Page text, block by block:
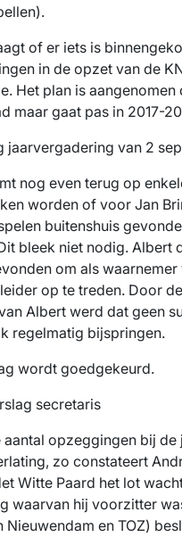
of er iets is
in de opzet van de
Het plan is aangenomen
maar gaat pas in 2017-
jaarvergadering van 2
nog even terug op
worden of voor Jan
buitenshuis
bleek niet nodig. Albert
om als waarnemer
op te treden. Door
Albert werd dat geen
regelmatig bijspringen.
wordt goedgekeurd.
secretaris
aantal opzeggingen bij de
zo constateert
Witte Paard het lot
waarvan hij voorzitter
Nieuwendam en TOZ)